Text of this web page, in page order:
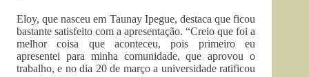
Eloy, que nasceu em Taunay Ipegue, destaca que ficou
bastante satisfeito com a apresentação. “Creio que foi a
melhor coisa que aconteceu, pois primeiro eu
apresentei para minha comunidade, que aprovou o
trabalho, e no dia 20 de março a universidade ratificou